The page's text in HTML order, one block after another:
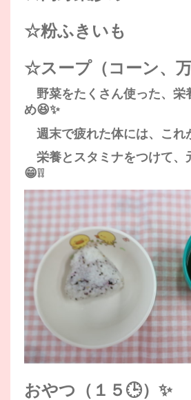
☆粉ふきいも
☆スープ（コーン、万
野菜をたくさん使った、栄
め😆✨
週末で疲れた体には、これ
栄養とスタミナをつけて、
😁❕❕
おやつ（１５🕒）✨